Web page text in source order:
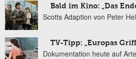
Bald im Kino: „Das
Scotts Adaption von Peter
TV-Tipp: „Europas
Dokumentation heute auf Arte